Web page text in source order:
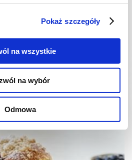
Pokaż szczegóły
na wszystkie
na wybór
Odmowa
3478 kcal